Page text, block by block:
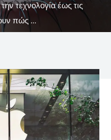
τεχνολογία έως τις
πώς ...